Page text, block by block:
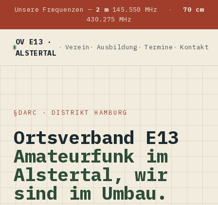
Unsere Frequenzen — 2 m145.550 MHz ·
70 cm
430.275 MHz
OV E13 ·
ALSTERTAL
Verein Ausbildung Termine Kontakt
DARC · DISTRIKT HAMBURG
Ortsverband E13
Amateurfunk im
Alstertal, wir
sind im Umbau.